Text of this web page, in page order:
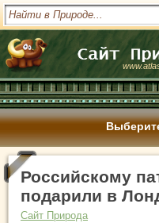
Российскому
подарили в
Сайт Природа